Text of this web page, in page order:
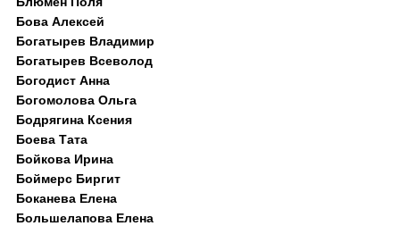
Бова Алексей
Богатырев Владимир
Богатырев Всеволод
Богодист Анна
Богомолова Ольга
Бодрягина Ксения
Боева Тата
Бойкова Ирина
Боймерс Биргит
Боканева Елена
Большелапова Елена